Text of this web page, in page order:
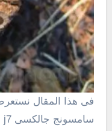
فى هذا المقال نستعرض جميع مميزات وعيوب هاتف